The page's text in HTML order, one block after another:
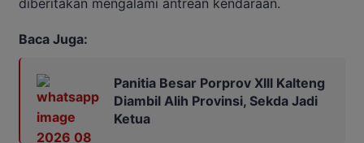
diberitakan mengalami antrean kendaraan.
Baca Juga:
Panitia Besar Porprov Xlll Kalteng
Diambil Alih Provinsi, Sekda Jadi
Ketua